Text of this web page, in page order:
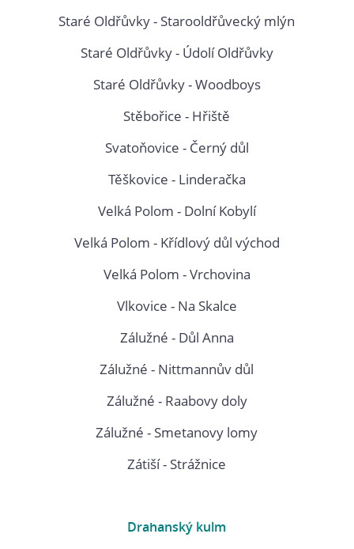
Staré Oldřůvky - Starooldřůvecký mlýn
Staré Oldřůvky - Údolí Oldřůvky
Staré Oldřůvky - Woodboys
Stěbořice - Hřiště
Svatoňovice - Černý důl
Těškovice - Linderačka
Velká Polom - Dolní Kobylí
Velká Polom - Křídlový důl východ
Velká Polom - Vrchovina
Vlkovice - Na Skalce
Zálužné - Důl Anna
Zálužné - Nittmannův důl
Zálužné - Raabovy doly
Zálužné - Smetanovy lomy
Zátiší - Strážnice
Drahanský kulm